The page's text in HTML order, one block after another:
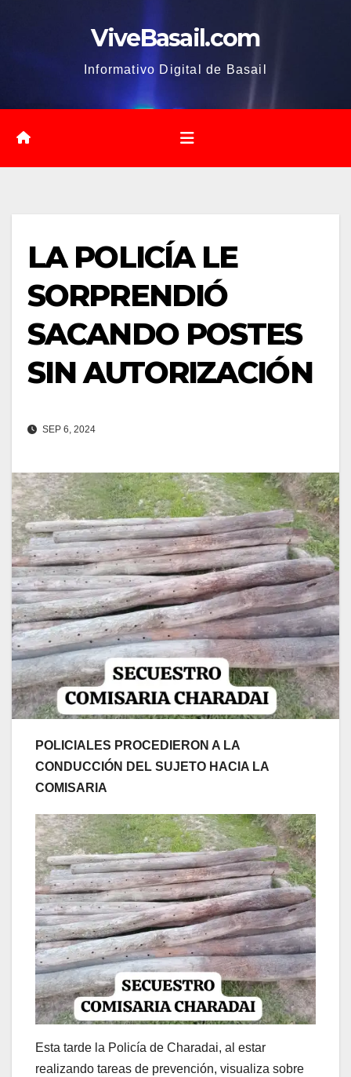
ViveBasail.com
Informativo Digital de Basail
LA POLICÍA LE
SORPRENDIÓ
SACANDO POSTES
SIN AUTORIZACIÓN
SEP 6, 2024
POLICIALES PROCEDIERON A LA
CONDUCCIÓN DEL SUJETO HACIA LA
COMISARIA
Esta tarde la Policía de Charadai, al estar
realizando tareas de prevención, visualiza sobre